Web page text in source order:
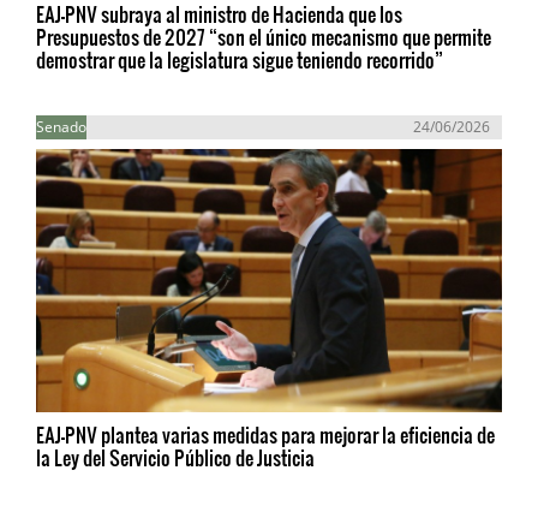
EAJ-PNV subraya al ministro de Hacienda que los
Presupuestos de 2027 “son el único mecanismo que permite
demostrar que la legislatura sigue teniendo recorrido”
Senado 24/06/2026
EAJ-PNV plantea varias medidas para mejorar la eficiencia de
la Ley del Servicio Público de Justicia